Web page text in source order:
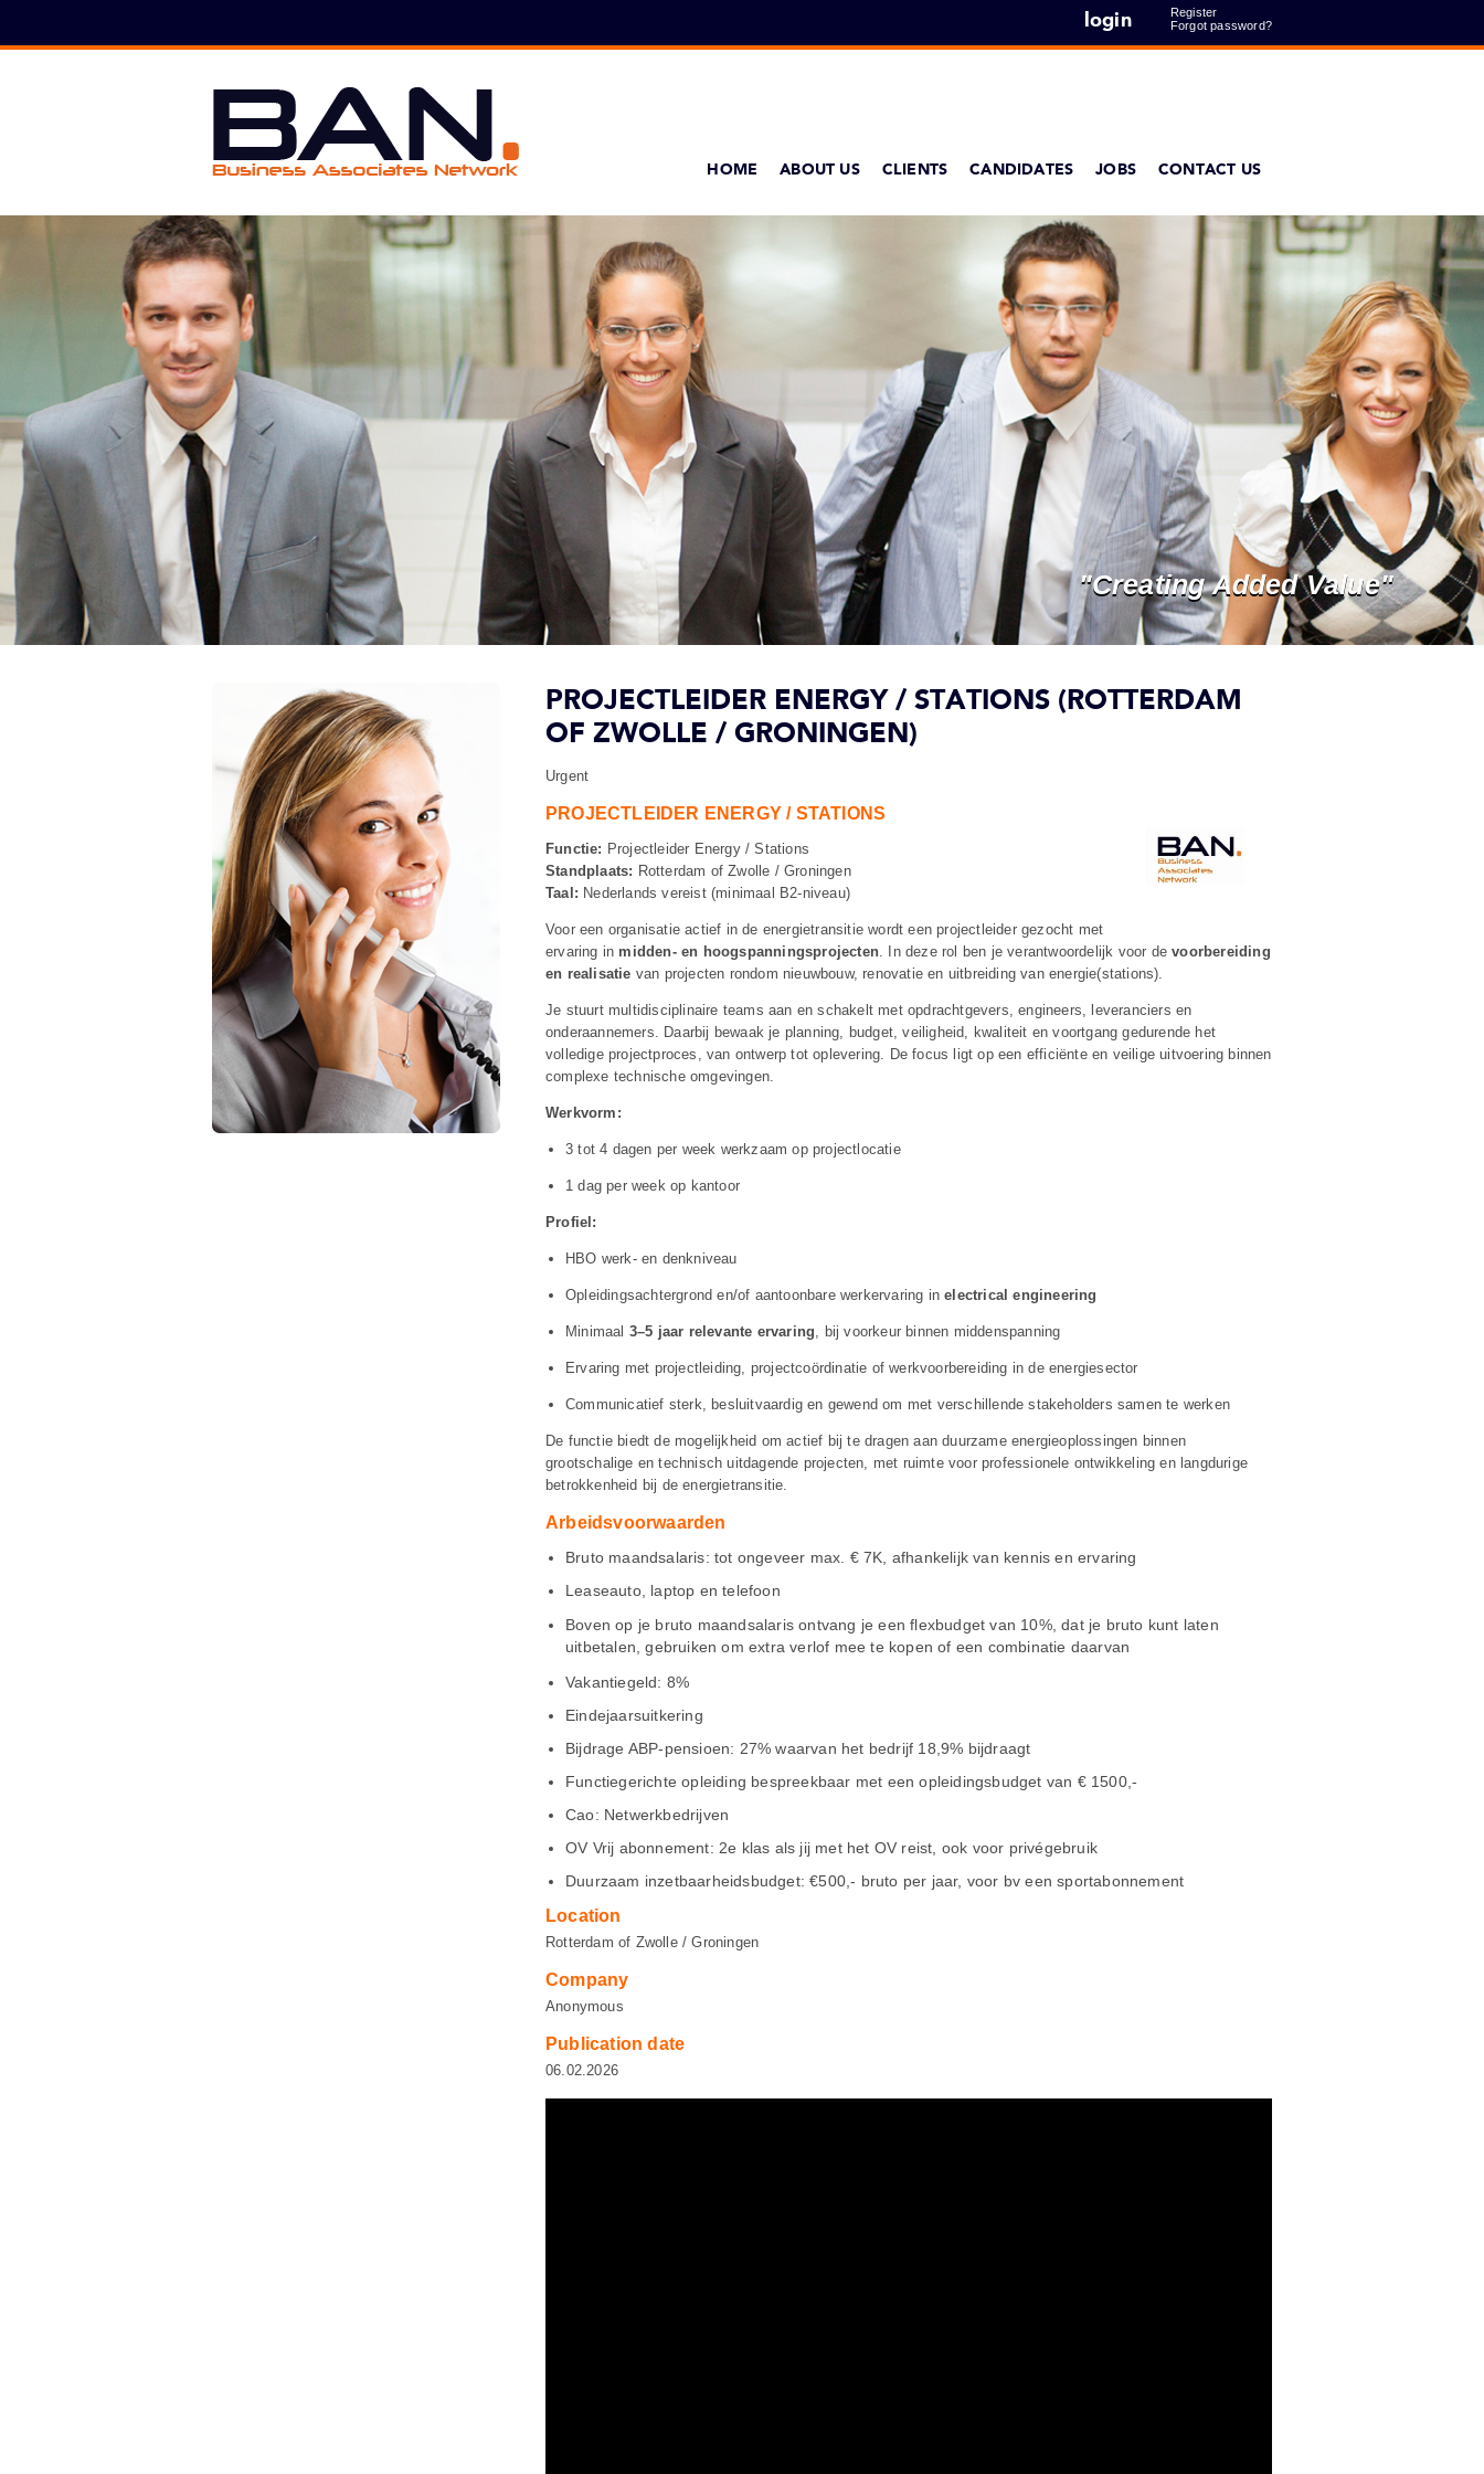
Register
Forgot password?
login
HOME ABOUT US CLIENTS CANDIDATES JOBS CONTACT US
"Creating Added Value"
PROJECTLEIDER ENERGY / STATIONS (ROTTERDAM
OF ZWOLLE / GRONINGEN)
Urgent
PROJECTLEIDER ENERGY / STATIONS
Functie: Projectleider Energy / Stations
Standplaats: Rotterdam of Zwolle / Groningen
Taal: Nederlands vereist (minimaal B2-niveau)
Voor een organisatie actief in de energietransitie wordt een projectleider gezocht met
ervaring in midden- en hoogspanningsprojecten. In deze rol ben je verantwoordelijk voor devoorbereiding
en realisatie van projecten rondom nieuwbouw, renovatie en uitbreiding van energie(stations).
Je stuurt multidisciplinaire teams aan en schakelt met opdrachtgevers, engineers, leveranciers en
onderaannemers. Daarbij bewaak je planning, budget, veiligheid, kwaliteit en voortgang gedurende het
volledige projectproces, van ontwerp tot oplevering. De focus ligt op een efficiënte en veilige uitvoering binnen
complexe technische omgevingen.
Werkvorm:
3 tot 4 dagen per week werkzaam op projectlocatie
1 dag per week op kantoor
Profiel:
HBO werk- en denkniveau
Opleidingsachtergrond en/of aantoonbare werkervaring inelectrical engineering
Minimaal 3–5 jaar relevante ervaring, bij voorkeur binnen middenspanning
Ervaring met projectleiding, projectcoördinatie of werkvoorbereiding in de energiesector
Communicatief sterk, besluitvaardig en gewend om met verschillende stakeholders samen te werken
De functie biedt de mogelijkheid om actief bij te dragen aan duurzame energieoplossingen binnen
grootschalige en technisch uitdagende projecten, met ruimte voor professionele ontwikkeling en langdurige
betrokkenheid bij de energietransitie.
Arbeidsvoorwaarden
Bruto maandsalaris: tot ongeveer max. € 7K, afhankelijk van kennis en ervaring
Leaseauto, laptop en telefoon
Boven op je bruto maandsalaris ontvang je een flexbudget van 10%, dat je bruto kunt laten
uitbetalen, gebruiken om extra verlof mee te kopen of een combinatie daarvan
Vakantiegeld: 8%
Eindejaarsuitkering
Bijdrage ABP-pensioen: 27% waarvan het bedrijf 18,9% bijdraagt
Functiegerichte opleiding bespreekbaar met een opleidingsbudget van € 1500,-
Cao: Netwerkbedrijven
OV Vrij abonnement: 2e klas als jij met het OV reist, ook voor privégebruik
Duurzaam inzetbaarheidsbudget: €500,- bruto per jaar, voor bv een sportabonnement
Location
Rotterdam of Zwolle / Groningen
Company
Anonymous
Publication date
06.02.2026